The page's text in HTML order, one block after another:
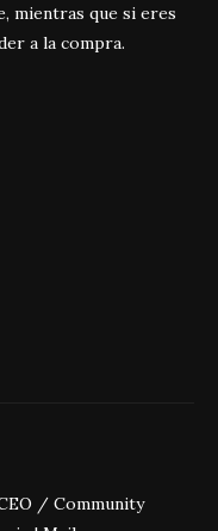
mientras que si eres
a la compra.
/ Community